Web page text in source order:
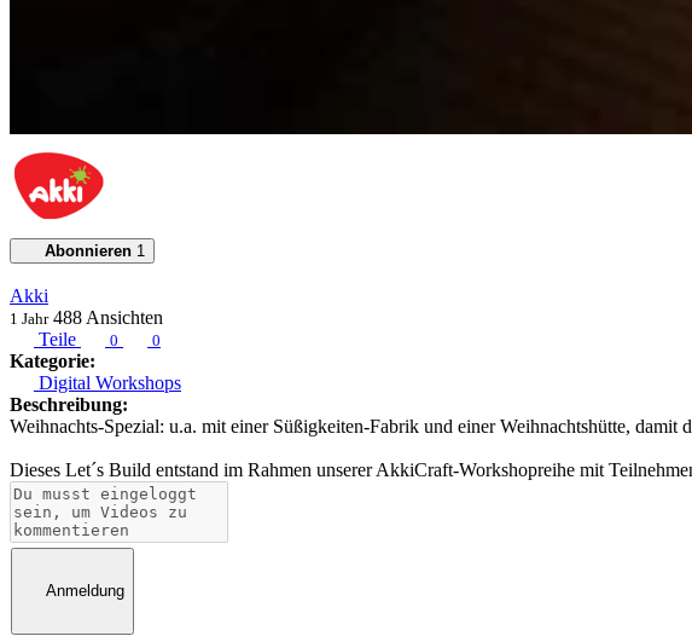
Abonnieren 1
Akki
1 Jahr 488 Ansichten
Teile
0 0
Kategorie:
Digital Workshops
Beschreibung:
Weihnachts-Spezial: u.a. mit einer Süßigkeiten-Fabrik und einer Weihnachtshütte,
Dieses Let´s Build entstand im Rahmen unserer AkkiCraft-Workshopreihe mit
Anmeldung